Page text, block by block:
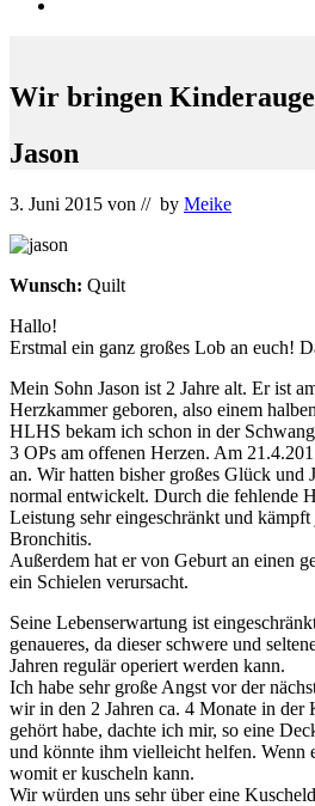
Wir bringen
Jason
3. Juni 2015 von // by Meike
Wunsch: Quilt
Hallo!
Erstmal ein ganz großes Lob an euch!
Mein Sohn Jason ist 2 Jahre alt. Er ist
Herzkammer geboren, also einem
HLHS bekam ich schon in der
3 OPs am offenen Herzen. Am
an. Wir hatten bisher großes Glück und
normal entwickelt. Durch die fehlende
Leistung sehr eingeschränkt und
Bronchitis.
Außerdem hat er von Geburt an einen
ein Schielen verursacht.
Seine Lebenserwartung ist
genaueres, da dieser schwere und
Jahren regulär operiert werden kann.
Ich habe sehr große Angst vor der
wir in den 2 Jahren ca. 4 Monate in
gehört habe, dachte ich mir, so eine
und könnte ihm vielleicht helfen. Wenn
womit er kuscheln kann.
Wir würden uns sehr über eine